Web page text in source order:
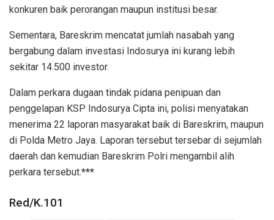
konkuren baik perorangan maupun institusi besar.
Sementara, Bareskrim mencatat jumlah nasabah yang
bergabung dalam investasi Indosurya ini kurang lebih
sekitar 14.500 investor.
Dalam perkara dugaan tindak pidana penipuan dan
penggelapan KSP Indosurya Cipta ini, polisi menyatakan
menerima 22 laporan masyarakat baik di Bareskrim, maupun
di Polda Metro Jaya. Laporan tersebut tersebar di sejumlah
daerah dan kemudian Bareskrim Polri mengambil alih
perkara tersebut.***
Red/K.101